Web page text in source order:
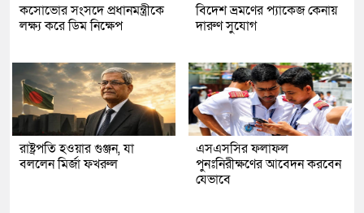
কসোভোর সংসদে প্রধানমন্ত্রীকে
লক্ষ্য করে ডিম নিক্ষেপ
বিদেশ ভ্রমণের প্যাকেজ কেনায়
দারুণ সুযোগ
রাষ্ট্রপতি হওয়ার গুঞ্জন, যা
বললেন মির্জা ফখরুল
এসএসসির ফলাফল
পুনঃনিরীক্ষণের আবেদন করবেন
যেভাবে